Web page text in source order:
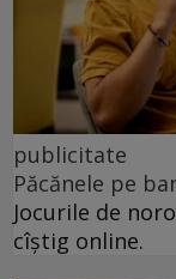
publicitate
Păcănele pe
Jocurile de
cîștig online.